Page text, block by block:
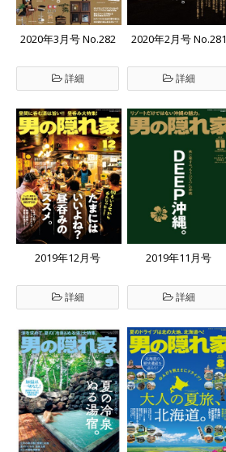
2020年3月号 No.282
詳細
2020年2月号 No.281
詳細
2019年12月号
詳細
2019年11月号
詳細